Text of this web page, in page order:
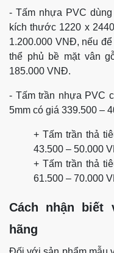
- Tấm nhựa PVC
kích thước 1220 x
1.200.000 VNĐ, nếu
thể phủ bề mặt vân
185.000 VNĐ.
- Tấm trần nhựa PVC
5mm có giá 339.500 –
+ Tấm trần thả
43.500 – 50.000
+ Tấm trần thả
61.500 – 70.000
Cách nhận biết
hãng